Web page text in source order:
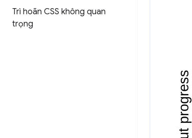
Trì hoãn CSS không quan
trọng